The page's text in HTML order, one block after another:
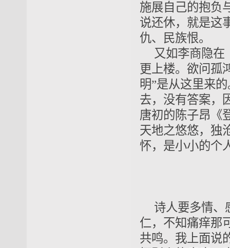
施展自己的抱负
说还休，就是这
仇、民族恨。
又如李商隐在
更上楼。欲问孤
明”是从这里来
去，没有答案，
唐初的陈子昂《
天地之悠悠，独
怀，是小小的个
诗人要多情、
仁，不知痛痒那
共鸣。我上面说